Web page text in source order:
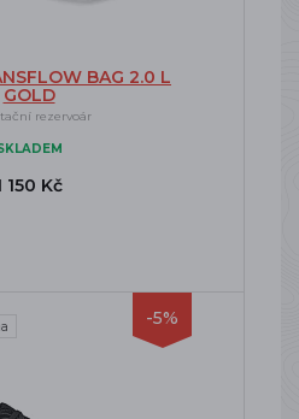
BAG 2.0 L
GOLD
rezervoár
150 Kč
-5%